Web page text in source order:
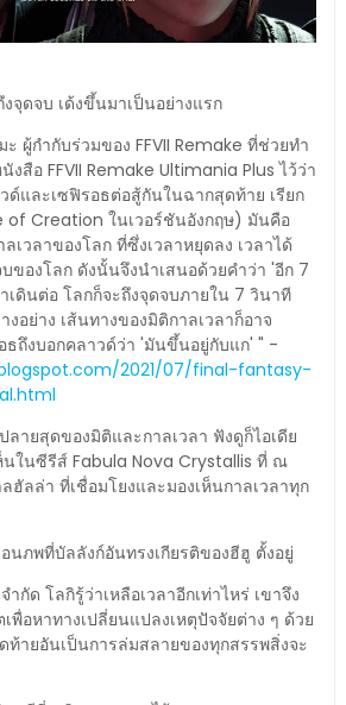
จุดจบ เด้งขึ้นมาเป็นอย่างแรก
ผู้กำกับร่วมของ FFVII Remake ที่ช่วยทำ
สือ FFVII Remake Ultimania Plus ไว้ว่า
ด์และเซฟิรอธต่อสู้กันในฉากสุดท้าย เรียก
of Creation ในเวอร์ชันอังกฤษ) มันคือ
เวลาของโลก ที่ซึ่งเวลาหยุดลง เวลาได้
ของโลก ดังนั้นจึงนำเสนอด้วยคำว่า 'อีก 7
เดินต่อ โลกก็จะถึงจุดจบภายใน 7 วินาที
อย่าง เส้นทางของมิติกาลเวลาก็อาจ
ธถึงบอกคลาวด์ว่า 'มันขึ้นอยู่กับแก' " -
2021/07/final-fantasy-
ายสุดของมิติและกาลเวลา ฟังดูก็ไอเดีย
นในซีรีส์ Fabula Nova Crystallis ที่ ณ
ฮัลล่า ที่เชื่อมโยงและมองเห็นกาลเวลาทุก
นภพที่บัลลังก์อันทรงเกียรติของฮีฮู ตั้งอยู่
กัด โลกิรู้ว่าเหลือเวลาอีกเท่าไหร่ เขาจึง
พื่อหาทางเปลี่ยนแปลงเหตุปัจจัยต่าง ๆ ด้วย
ท้ายอันเป็นการล่มสลายของทุกสรรพสิ่งจะ